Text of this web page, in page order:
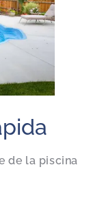
de la piscina